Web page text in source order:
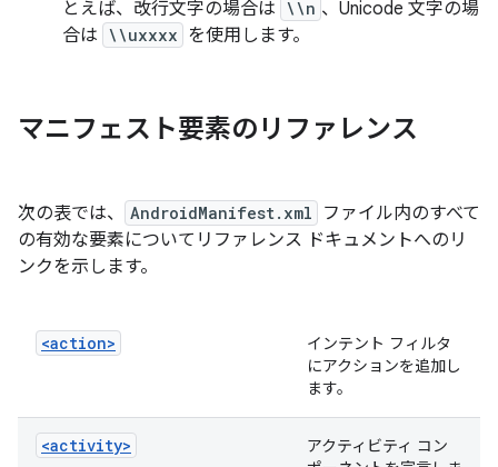
とえば、改行文字の場合は \\n 、Unicode 文字の場
合は \\uxxxx を使用します。
マニフェスト要素のリファレンス
次の表では、 AndroidManifest.xml
ファイル内のすべて
の有効な要素についてリファレンス ドキュメントへのリ
ンクを示します。
<action>
インテント フィルタ
にアクションを追加し
ます。
<activity>
アクティビティ コン